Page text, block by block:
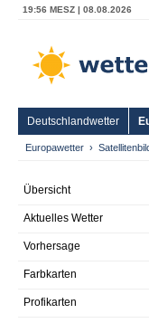
19:56 MESZ | 08.08.2026
Deutschlandwetter
Europawetter
Übersicht
Aktuelles Wetter
Vorhersage
Farbkarten
Profikarten